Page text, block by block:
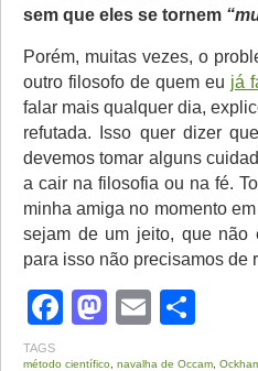
sem que eles se tornem
Porém, muitas vezes, o
outro filosofo de quem eu já
falar mais qualquer dia,
refutada. Isso quer dizer
devemos tomar alguns
a cair na filosofia ou na fé.
minha amiga no momento
sejam de um jeito, que não
para isso não precisamos de
Facebook
Mastodon
Email
TAGS
método científico navalha de Occam